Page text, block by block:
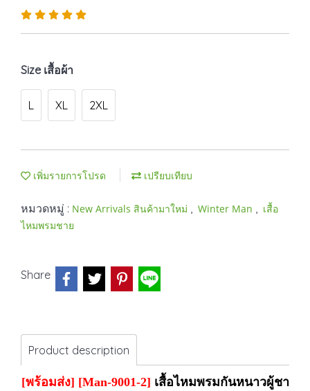
Size เสื้อผ้า
L XL 2XL
เพิ่มรายการโปรด เปรียบเทียบ
หมวดหมู่ : New Arrivals สินค้ามาใหม่ , Winter Man , เสื้อ
ไหมพรมชาย
Share
Product description
[พร้อมส่ง] [Man-9001-2] เสื้อไหมพรมกันหนาวผู้ชาย